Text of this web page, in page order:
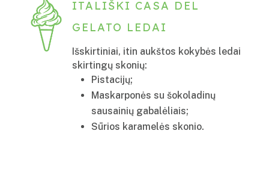
ITALIŠKI CASA DEL
GELATO LEDAI
Išskirtiniai, itin aukštos kokybės ledai
skirtingų skonių:
Pistacijų;
Maskarponės su šokoladinų
sausainių gabalėliais;
Sūrios karamelės skonio.